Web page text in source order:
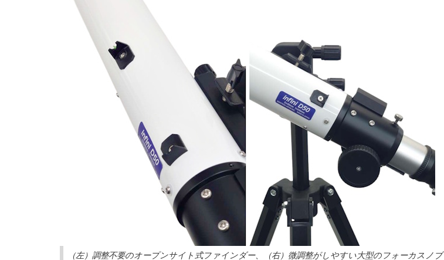
（左）調整不要のオープンサイト式ファインダー、（右）微調整がしやすい大型のフォーカスノブ